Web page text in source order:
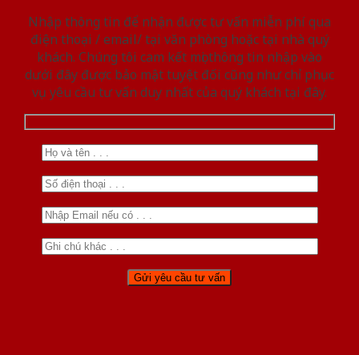
Nhập thông tin để nhận được tư vấn miễn phí qua
điện thoại / email/ tại văn phòng hoặc tại nhà quý
khách. Chúng tôi cam kết mọi thông tin nhập vào
dưới đây được bảo mật tuyệt đối cũng như chỉ phục
vụ yêu cầu tư vấn duy nhất của quý khách tại đây.